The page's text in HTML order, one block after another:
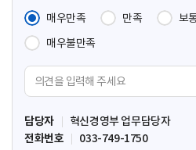
매우만족
만족 보
매우불만족
견
입
력
담당자
혁신경영부 업무담당자
전화번호
033-749-1750